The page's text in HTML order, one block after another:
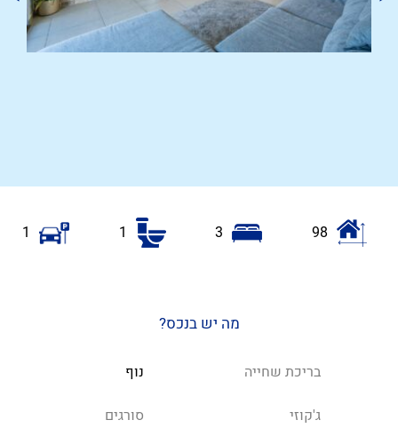
98
3
1
1
מה יש בנכס?
בריכת שחייה נוף
ג'קוזי סורגים